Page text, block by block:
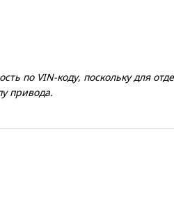
по VIN-коду, поскольку для
привода.